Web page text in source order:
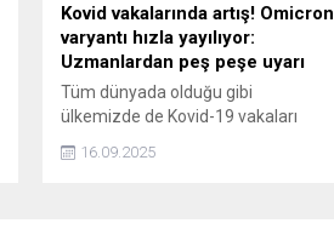
Kovid vakalarında artış! Omicron
varyantı hızla yayılıyor:
Uzmanlardan peş peşe uyarı
Tüm dünyada olduğu gibi
ülkemizde de Kovid-19 vakaları
gelen birçok hastanın aslında Kovid
16.09.2025